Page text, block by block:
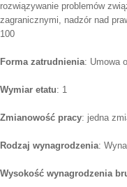
rozwiązywanie problemów
zagranicznymi, nadzór nad
100
Forma zatrudnienia: Umowa
Wymiar etatu: 1
Zmianowość pracy: jedna
Rodzaj wynagrodzenia:
Wysokość wynagrodzenia